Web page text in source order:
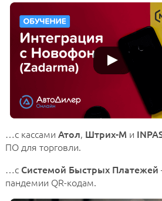
…с кассами Атол, Штрих-М и
ПО для торговли.
…с Системой Быстрых Платежей
пандемии QR-кодам.